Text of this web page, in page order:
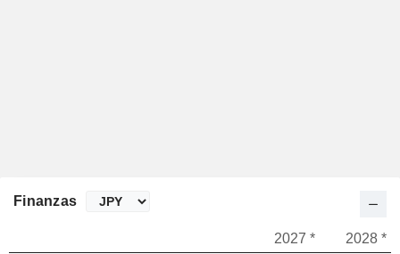
Finanzas
2027 *
2028 *